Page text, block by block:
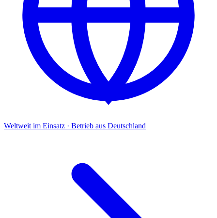
Weltweit im Einsatz · Betrieb aus Deutschland